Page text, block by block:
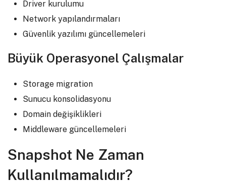
Driver kurulumu
Network yapılandırmaları
Güvenlik yazılımı güncellemeleri
Büyük Operasyonel Çalışmalar
Storage migration
Sunucu konsolidasyonu
Domain değişiklikleri
Middleware güncellemeleri
Snapshot Ne Zaman
Kullanılmamalıdır?